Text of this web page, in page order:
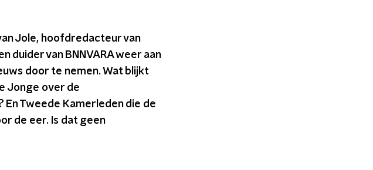
Jole, hoofdredacteur van
duider van BNNVARA weer aan
door te nemen. Wat blijkt
Jonge over de
En Tweede Kamerleden die de
de eer. Is dat geen